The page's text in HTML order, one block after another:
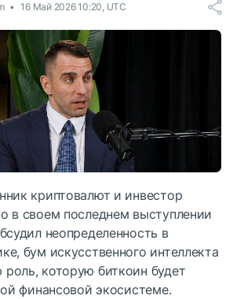
16 Май 2026 10:20, UTC
криптовалют и инвестор
в своем последнем выступлении
неопределенность в
бум искусственного интеллекта
которую биткоин будет
финансовой экосистеме.